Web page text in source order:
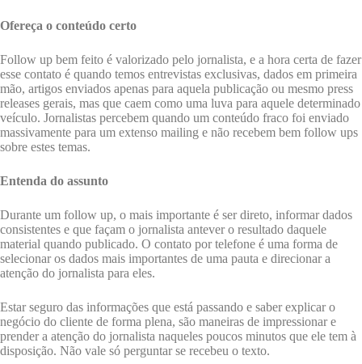
Ofereça o conteúdo certo
Follow up bem feito é valorizado pelo jornalista, e a hora certa de fazer
esse contato é quando temos entrevistas exclusivas, dados em primeira
mão, artigos enviados apenas para aquela publicação ou mesmo press
releases gerais, mas que caem como uma luva para aquele determinado
veículo. Jornalistas percebem quando um conteúdo fraco foi enviado
massivamente para um extenso mailing e não recebem bem follow ups
sobre estes temas.
Entenda do assunto
Durante um follow up, o mais importante é ser direto, informar dados
consistentes e que façam o jornalista antever o resultado daquele
material quando publicado. O contato por telefone é uma forma de
selecionar os dados mais importantes de uma pauta e direcionar a
atenção do jornalista para eles.
Estar seguro das informações que está passando e saber explicar o
negócio do cliente de forma plena, são maneiras de impressionar e
prender a atenção do jornalista naqueles poucos minutos que ele tem à
disposição. Não vale só perguntar se recebeu o texto.